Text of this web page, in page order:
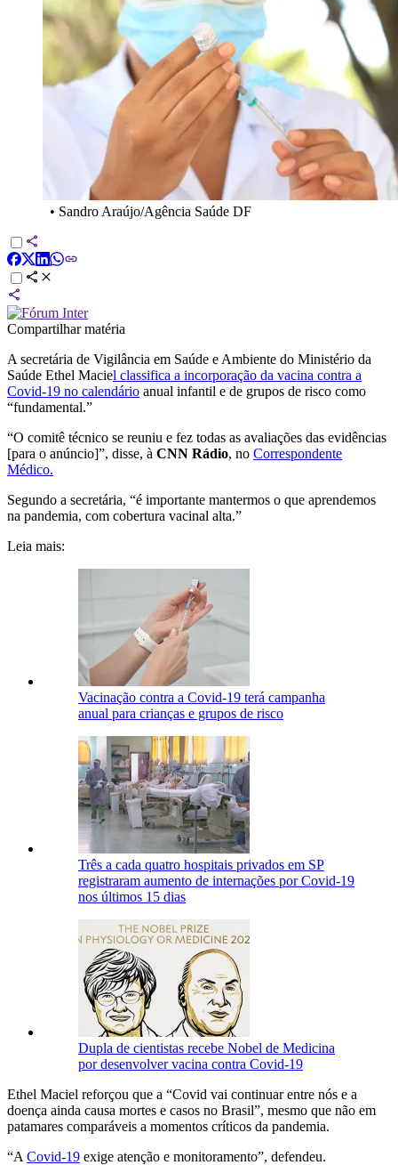
• Sandro Araújo/Agência Saúde DF
Compartilhar matéria
A secretária de Vigilância em Saúde e Ambiente do Ministério da
Saúde Ethel Maciel classifica a incorporação da vacina contra a
Covid-19 no calendário anual infantil e de grupos de risco como
“fundamental.”
“O comitê técnico se reuniu e fez todas as avaliações das evidências
[para o anúncio]”, disse, à CNN Rádio, no Correspondente
Médico.
Segundo a secretária, “é importante mantermos o que aprendemos
na pandemia, com cobertura vacinal alta.”
Leia mais:
Vacinação contra a Covid-19 terá campanha
anual para crianças e grupos de risco
Três a cada quatro hospitais privados em SP
registraram aumento de internações por Covid-19
nos últimos 15 dias
Dupla de cientistas recebe Nobel de Medicina
por desenvolver vacina contra Covid-19
Ethel Maciel reforçou que a “Covid vai continuar entre nós e a
doença ainda causa mortes e casos no Brasil”, mesmo que não em
patamares comparáveis a momentos críticos da pandemia.
“A Covid-19 exige atenção e monitoramento”, defendeu.